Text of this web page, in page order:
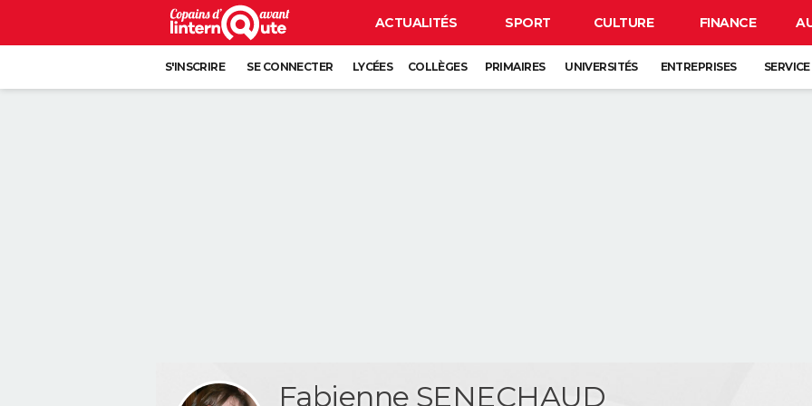
ACTUALITÉS SPORT CULTURE FINANCE
S'INSCRIRE SE CONNECTER LYCÉES COLLÈGES PRIMAIRES UNIVERSITÉS ENTREPRISES
Fabienne SENECHAUD